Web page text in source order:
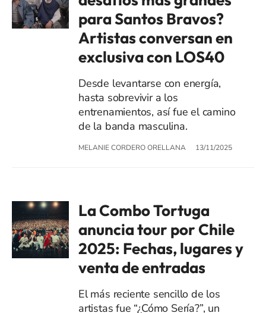
para Santos Bravos?
Artistas conversan en
exclusiva con LOS40
Desde levantarse con energía,
hasta sobrevivir a los
entrenamientos, así fue el camino
de la banda masculina.
MELANIE CORDERO ORELLANA 13/11/2025
La Combo Tortuga
anuncia tour por Chile
2025: Fechas, lugares y
venta de entradas
El más reciente sencillo de los
artistas fue “¿Cómo Sería?”, un